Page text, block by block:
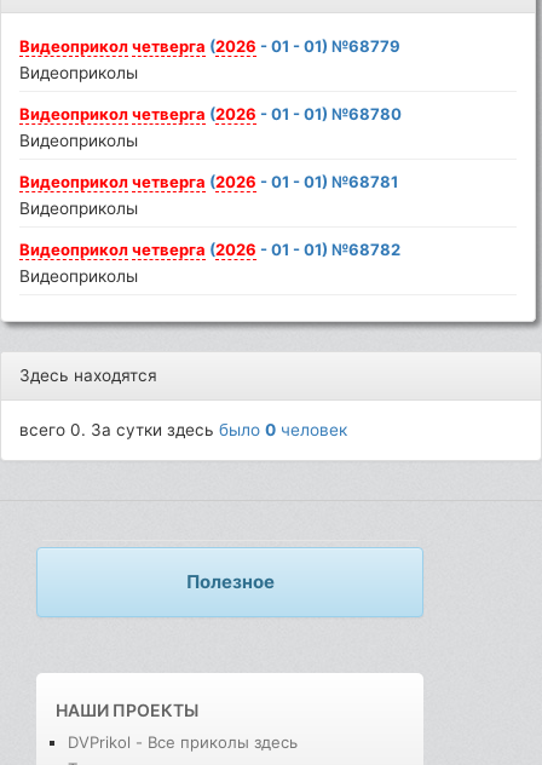
Видеоприкол четверга (2026 - 01 - 01) №68779
Видеоприколы
Видеоприкол четверга (2026 - 01 - 01) №68780
Видеоприколы
Видеоприкол четверга (2026 - 01 - 01) №68781
Видеоприколы
Видеоприкол четверга (2026 - 01 - 01) №68782
Видеоприколы
Здесь находятся
всего 0. За сутки здесьбыло0 человек
Полезное
НАШИ ПРОЕКТЫ
DVPrikol - Все приколы здесь